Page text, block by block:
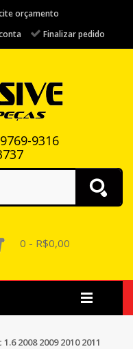
orçamento
Finalizar pedido
9316
0 - R$0,00
2008 2009 2010 2011